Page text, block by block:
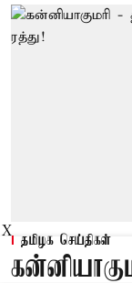
தமிழக செய்திகள்
X